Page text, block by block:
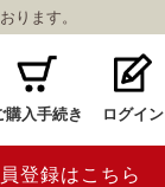
ります。
購入手続き ログイン
登録はこちら